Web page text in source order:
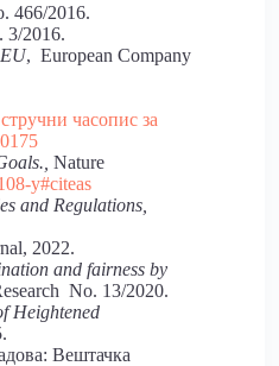
466/2016.
3/2016.
, European Company
часопис за
Nature
y#citeas
and Regulations,
2022.
and fairness by
No. 13/2020.
Heightened
Вештачка